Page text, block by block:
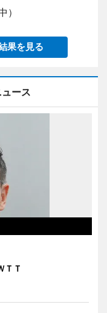
）
果を見る
ース
ＴＴ